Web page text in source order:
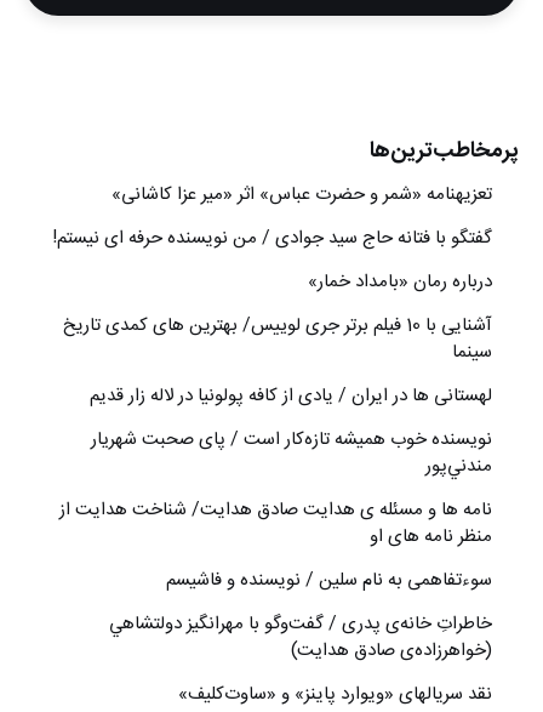
پرمخاطب‌ترین‌ها
تعزیه‎نامه‏ «شمر و حضرت عباس» اثر «میر عزا کاشانی»
گفتگو با فتانه حاج سید جوادی / من نویسنده حرفه ای نیستم!
درباره رمان «بامداد خمار»
آشنایی با 10 فیلم برتر جری لوییس/ بهترین های کمدی تاریخ
سینما
لهستانی ها در ایران / یادی از کافه پولونیا در لاله زار قدیم
نويسنده خوب هميشه تازه‌كار است / پای صحبت شهريار
مندني‌پور
نامه ها و مسئله ی هدایت صادق هدایت/ شناخت هدایت از
منظر نامه های او
سوءتفاهمی به نام سلین / نویسنده و فاشیسم
خاطراتِ خانه‌ی پدری / گفت‌وگو با مهرانگيز دولتشاهي
(خواهرزاده‌ی صادق هدايت)
نقد سریالهای «ویوارد پاینز» و «ساوت‌کلیف»